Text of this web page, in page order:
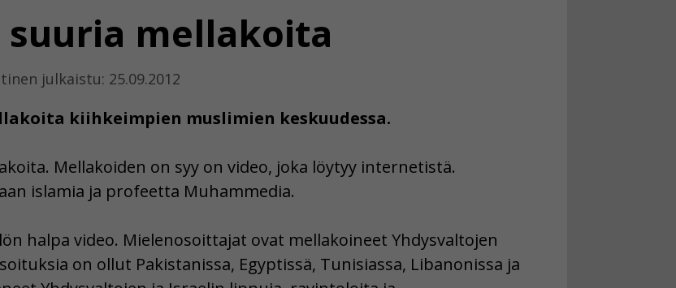
mellakoita
julkaistu: 25.09.2012
kiihkeimpien muslimien keskuudessa.
Mellakoiden on syy on video, joka löytyy internetistä.
islamia ja profeetta Muhammedia.
halpa video. Mielenosoittajat ovat mellakoineet Yhdysvaltojen
on ollut Pakistanissa, Egyptissä, Tunisiassa, Libanonissa ja